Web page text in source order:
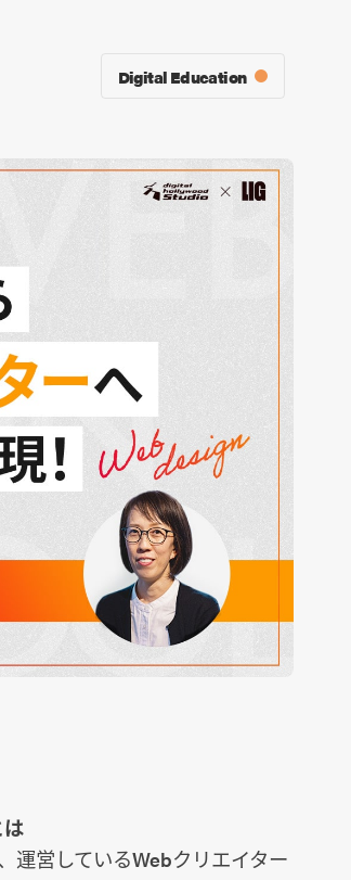
Digital Education
運営しているWebクリエイター